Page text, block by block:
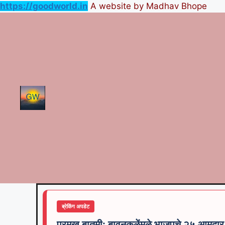
https://goodworld.in A website by Madhav Bhope
ब्रेकिंग अपडेट